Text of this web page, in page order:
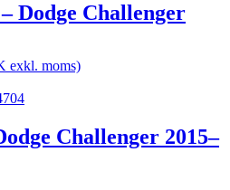
Dodge Challenger
exkl. moms)
Challenger 2015–